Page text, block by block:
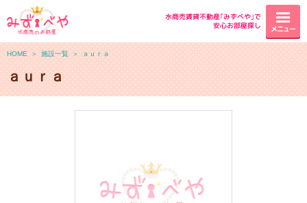
水商売賃貸不動産｢みずべや｣で
安心お部屋探し
メニュー
HOME ＞ 施設一覧 ＞ ａｕｒａ
ａｕｒａ